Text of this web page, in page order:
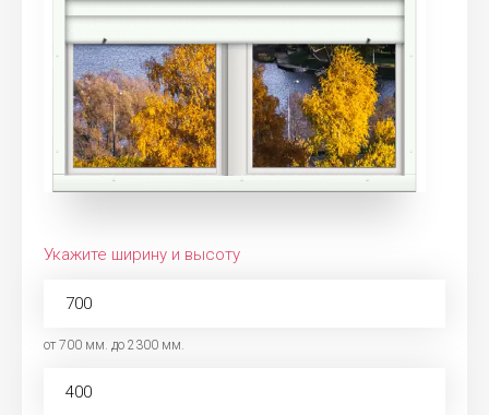
Укажите ширину и высоту
от 700 мм. до 2300 мм.